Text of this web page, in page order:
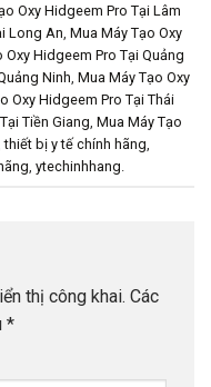
Oxy Hidgeem Pro Tại Lâm
Long An Mua Máy Tạo Oxy
Oxy Hidgeem Pro Tại Quảng
Ninh Mua Máy Tạo Oxy
Oxy Hidgeem Pro Tại Thái
Tiền Giang Mua Máy Tạo
,thiết bị y tế chính hãng
ytechinhhang
thị công khai. Các
*